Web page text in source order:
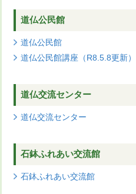
道仏公民館
道仏公民館
道仏公民館講座（R8.5.8更新）
道仏交流センター
道仏交流センター
石鉢ふれあい交流館
石鉢ふれあい交流館